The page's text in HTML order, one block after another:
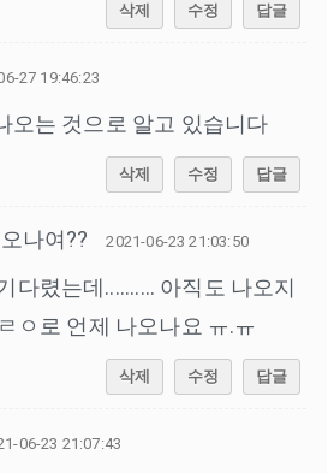
삭제 수정 답글
27 19:46:23
오는 것으로 알고 있습니다
삭제 수정 답글
나여?? 2021-06-23 21:03:50
다렸는데.......... 아직도 나오지
ㅇ로 언제 나오나요 ㅠ.ㅠ
삭제 수정 답글
06-23 21:07:43